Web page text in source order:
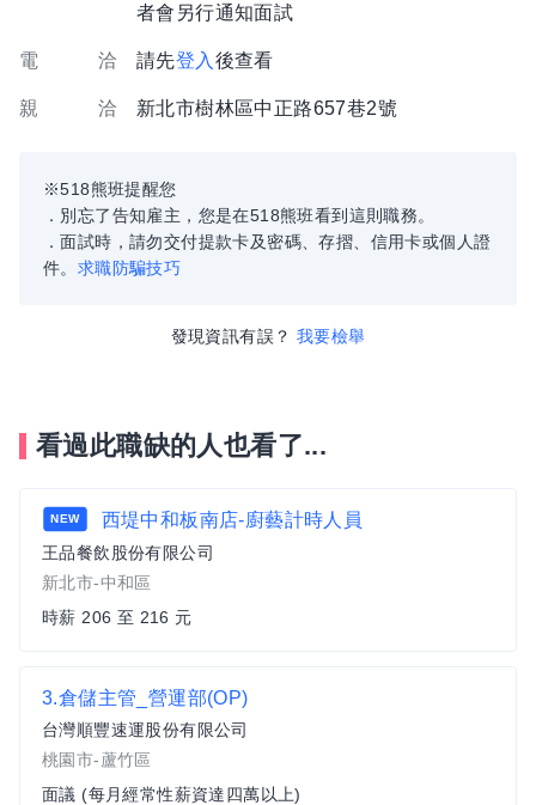
者會另行通知面試
電 洽 請先登入 後查看
親 洽 新北市樹林區中正路657巷2號
※518熊班提醒您
．別忘了告知雇主，您是在518熊班看到這則職務。
．面試時，請勿交付提款卡及密碼、存摺、信用卡或個人證
件。 求職防騙技巧
發現資訊有誤？ 我要檢舉
看過此職缺的人也看了...
NEW 西堤中和板南店-廚藝計時人員
王品餐飲股份有限公司
新北市-中和區
時薪 206 至 216 元
3.倉儲主管_營運部(OP)
台灣順豐速運股份有限公司
桃園市-蘆竹區
面議 (每月經常性薪資達四萬以上)